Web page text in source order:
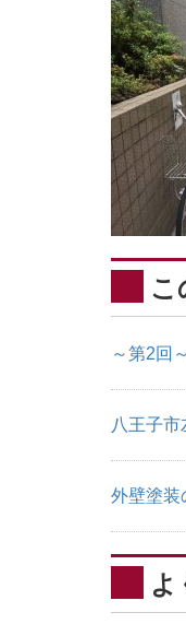
こ
～第2回
八王子
外壁塗装
よ